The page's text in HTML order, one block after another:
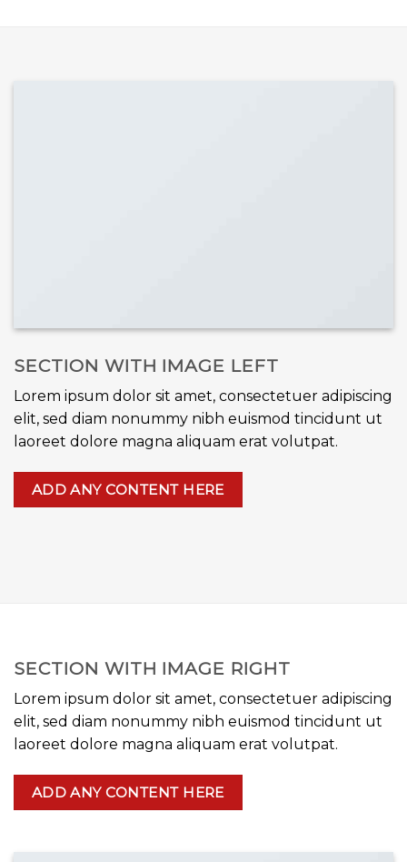
SECTION WITH IMAGE LEFT
Lorem ipsum dolor sit amet, consectetuer adipiscing
elit, sed diam nonummy nibh euismod tincidunt ut
laoreet dolore magna aliquam erat volutpat.
ADD ANY CONTENT HERE
SECTION WITH IMAGE RIGHT
Lorem ipsum dolor sit amet, consectetuer adipiscing
elit, sed diam nonummy nibh euismod tincidunt ut
laoreet dolore magna aliquam erat volutpat.
ADD ANY CONTENT HERE